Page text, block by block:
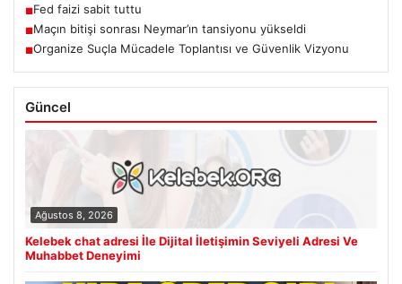
■Fed faizi sabit tuttu
■Maçın bitişi sonrası Neymar’ın tansiyonu yükseldi
■Organize Suçla Mücadele Toplantısı ve Güvenlik Vizyonu
Güncel
Ağustos 8, 2026
Kelebek chat adresi İle Dijital İletişimin Seviyeli Adresi Ve
Muhabbet Deneyimi